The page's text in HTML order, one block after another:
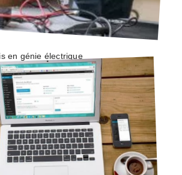
en génie électrique